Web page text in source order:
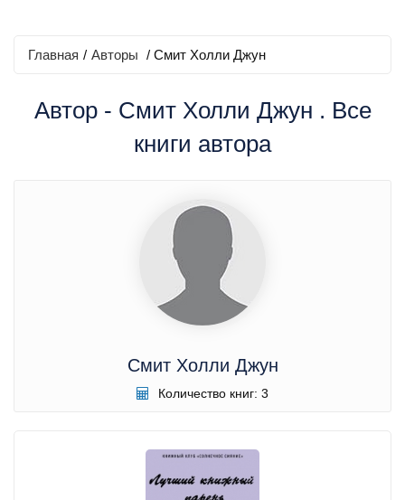
Главная / Авторы / Смит Холли Джун
Автор - Смит Холли Джун . Все
книги автора
Смит Холли Джун
Количество книг: 3